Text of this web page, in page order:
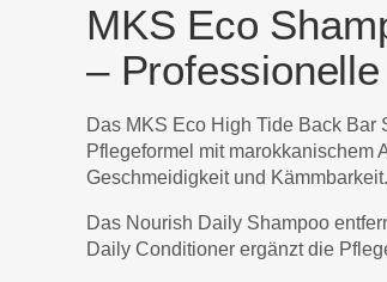
MKS Eco
–
Das MKS Eco High Tide Back
Pflegeformel mit marokkanischem
Geschmeidigkeit und Kämmbarkeit.
Das Nourish Daily Shampoo
Daily Conditioner ergänzt die